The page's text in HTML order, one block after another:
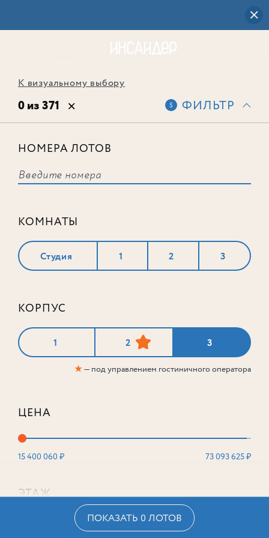
К визуальному выбору
0 из 371 5 ФИЛЬТР
НОМЕРА ЛОТОВ
КОМНАТЫ
Студия 1 2 3
КОРПУС
1 2 3
★— под управлением гостиничного оператора
ЦЕНА
15 400 060 ₽ 73 093 625 ₽
ЭТАЖ
ПОКАЗАТЬ 0 ЛОТОВ
соответствует ни одного лота